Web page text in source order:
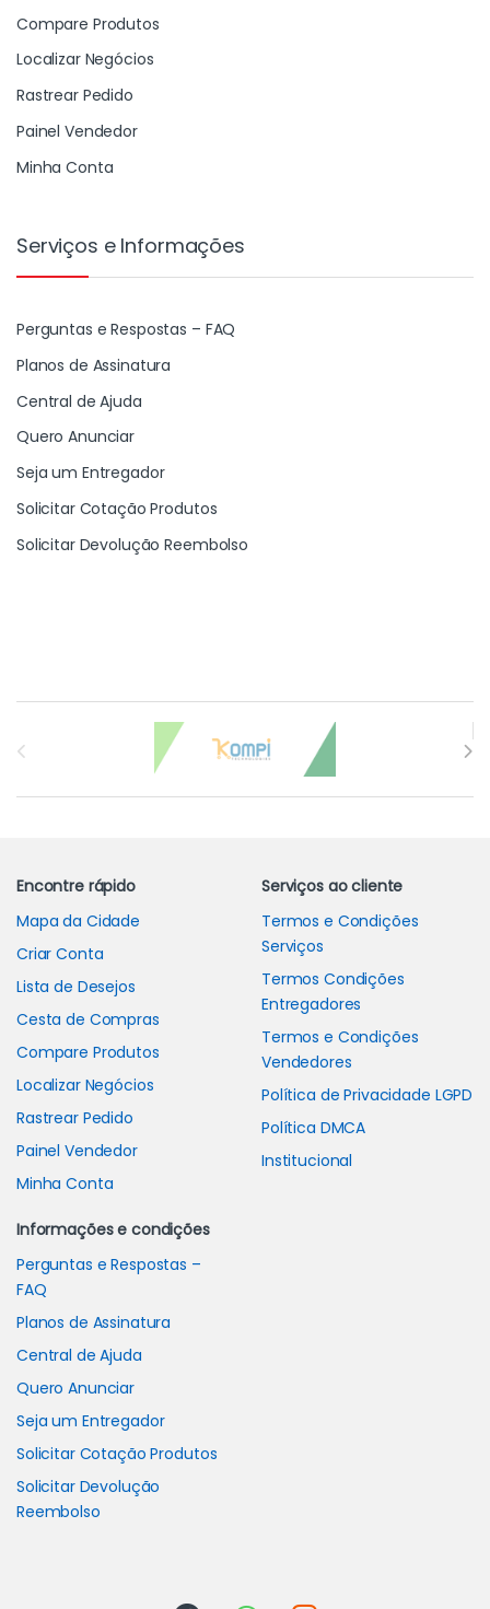
Compare Produtos
Localizar Negócios
Rastrear Pedido
Painel Vendedor
Minha Conta
Serviços e Informações
Perguntas e Respostas – FAQ
Planos de Assinatura
Central de Ajuda
Quero Anunciar
Seja um Entregador
Solicitar Cotação Produtos
Solicitar Devolução Reembolso
Carrossel de Marcas
Encontre rápido
Mapa da Cidade
Criar Conta
Lista de Desejos
Cesta de Compras
Compare Produtos
Localizar Negócios
Rastrear Pedido
Painel Vendedor
Minha Conta
Serviços ao cliente
Termos e Condições
Serviços
Termos Condições
Entregadores
Termos e Condições
Vendedores
Política de Privacidade LGPD
Política DMCA
Institucional
Informações e condições
Perguntas e Respostas –
FAQ
Planos de Assinatura
Central de Ajuda
Quero Anunciar
Seja um Entregador
Solicitar Cotação Produtos
Solicitar Devolução
Reembolso